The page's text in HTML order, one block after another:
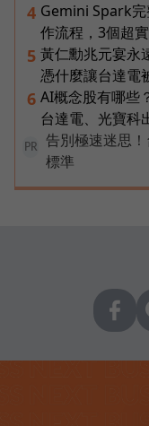
4 Gemini Spark
作流程，3個超
5 黃仁勳兆元宴永
憑什麼讓台達電
6 AI概念股有哪些
台達電、光寶科
PR
告別極速迷思
標準